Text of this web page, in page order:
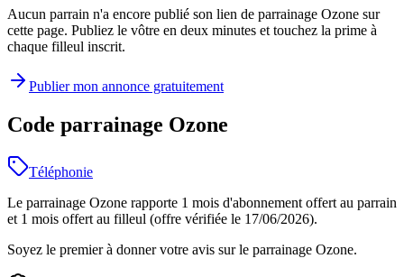
Aucun parrain n'a encore publié son lien de parrainage Ozone sur
cette page. Publiez le vôtre en deux minutes et touchez la prime à
chaque filleul inscrit.
Publier mon annonce gratuitement
Code parrainage Ozone
Téléphonie
Le parrainage Ozone rapporte 1 mois d'abonnement offert au parrain
et 1 mois offert au filleul (offre vérifiée le 17/06/2026).
Soyez le premier à donner votre avis sur le parrainage Ozone.